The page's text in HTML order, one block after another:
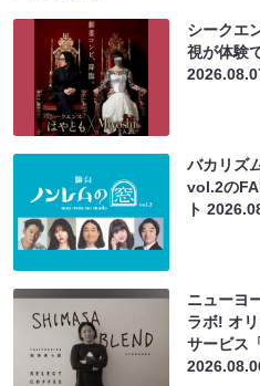
シークエ
視が体験
バカリズ
vol.2の
ト
ニューヨ
ラボ! オ
サービス